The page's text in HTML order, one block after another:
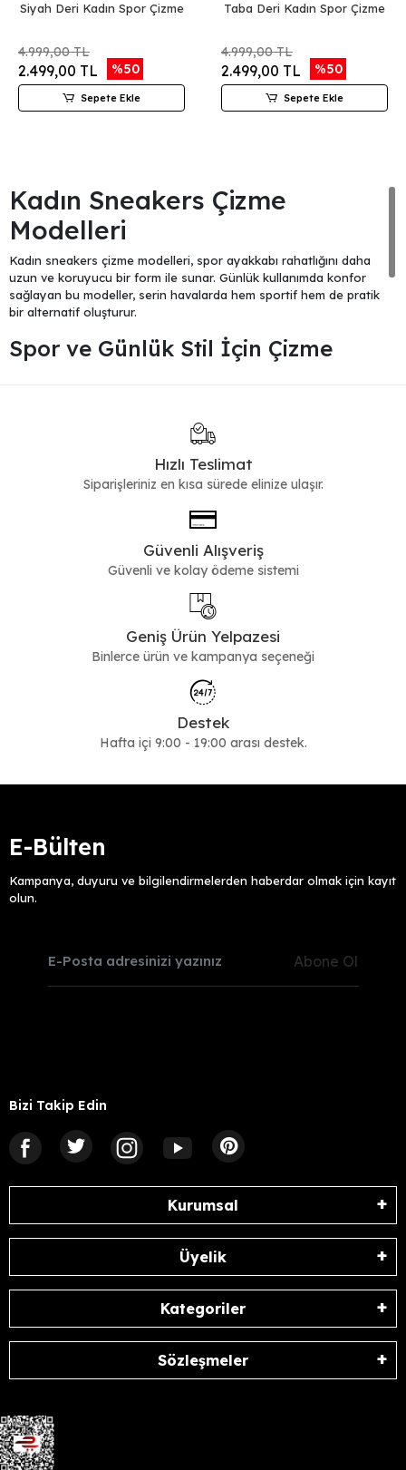
Siyah Deri Kadın Spor Çizme
4.999,00 TL
2.499,00 TL %50
Sepete Ekle
Taba Deri Kadın Spor Çizme
4.999,00 TL
2.499,00 TL %50
Sepete Ekle
Kadın Sneakers Çizme
Modelleri
Kadın sneakers çizme modelleri, spor ayakkabı rahatlığını daha
uzun ve koruyucu bir form ile sunar. Günlük kullanımda konfor
sağlayan bu modeller, serin havalarda hem sportif hem de pratik
bir alternatif oluşturur.
Spor ve Günlük Stil İçin Çizme
Alternatif Kışlık Modeller
incelenebilir. Tüm bot modelleri içinkadın botkategorisine göz
Hızlı Teslimat
Siparişleriniz en kısa sürede elinize ulaşır.
Güvenli Alışveriş
Güvenli ve kolay ödeme sistemi
Geniş Ürün Yelpazesi
Binlerce ürün ve kampanya seçeneği
Destek
Hafta içi 9:00 - 19:00 arası destek.
E-Bülten
Kampanya, duyuru ve bilgilendirmelerden haberdar olmak için kayıt
olun.
Abone Ol
Bizi Takip Edin
Kurumsal
Üyelik
Kategoriler
Sözleşmeler